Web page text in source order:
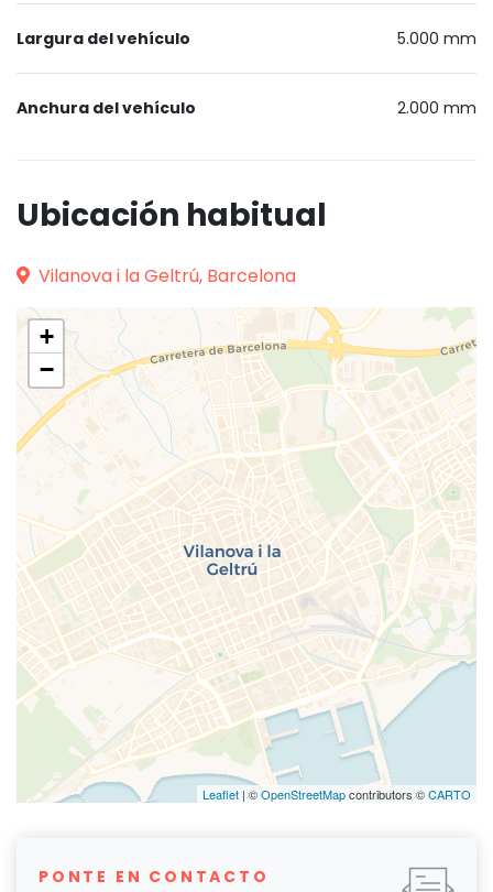
Largura del vehículo 5.000 mm
Anchura del vehículo 2.000 mm
Ubicación habitual
Vilanova i la Geltrú, Barcelona
+
−
Leaflet | ©OpenStreetMapcontributors ©CARTO
PONTE EN CONTACTO